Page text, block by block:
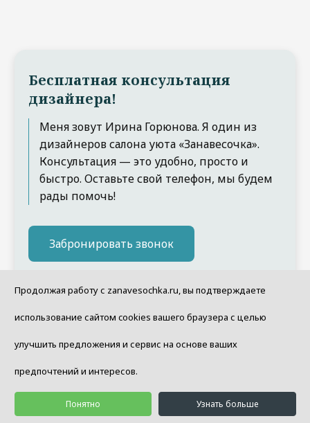
Бесплатная консультация
дизайнера!
Меня зовут Ирина Горюнова. Я один из
дизайнеров салона уюта «Занавесочка».
Консультация — это удобно, просто и
быстро. Оставьте свой телефон, мы будем
рады помочь!
Забронировать звонок
Расчет стоимости пошива
Продолжая работу с zanavesochka.ru, вы подтверждаете
использование сайтом cookies вашего браузера с целью
улучшить предложения и сервис на основе ваших
предпочтений и интересов.
Понятно Узнать больше